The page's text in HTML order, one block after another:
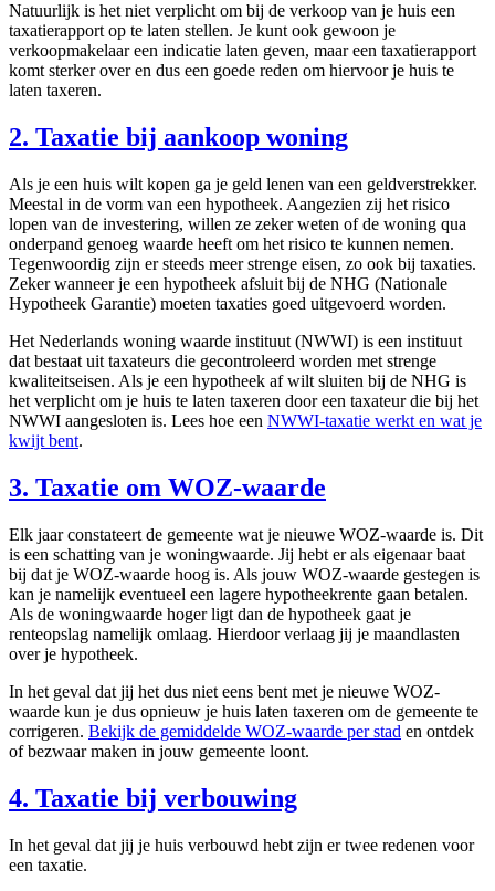
Natuurlijk is het niet verplicht om bij de verkoop van je huis een
taxatierapport op te laten stellen. Je kunt ook gewoon je
verkoopmakelaar een indicatie laten geven, maar een taxatierapport
komt sterker over en dus een goede reden om hiervoor je huis te
laten taxeren.
2. Taxatie bij aankoop woning
Als je een huis wilt kopen ga je geld lenen van een geldverstrekker.
Meestal in de vorm van een hypotheek. Aangezien zij het risico
lopen van de investering, willen ze zeker weten of de woning qua
onderpand genoeg waarde heeft om het risico te kunnen nemen.
Tegenwoordig zijn er steeds meer strenge eisen, zo ook bij taxaties.
Zeker wanneer je een hypotheek afsluit bij de NHG (Nationale
Hypotheek Garantie) moeten taxaties goed uitgevoerd worden.
Het Nederlands woning waarde instituut (NWWI) is een instituut
dat bestaat uit taxateurs die gecontroleerd worden met strenge
kwaliteitseisen. Als je een hypotheek af wilt sluiten bij de NHG is
het verplicht om je huis te laten taxeren door een taxateur die bij het
NWWI aangesloten is. Lees hoe een NWWI-taxatie werkt en wat je
kwijt bent.
3. Taxatie om WOZ-waarde
Elk jaar constateert de gemeente wat je nieuwe WOZ-waarde is. Dit
is een schatting van je woningwaarde. Jij hebt er als eigenaar baat
bij dat je WOZ-waarde hoog is. Als jouw WOZ-waarde gestegen is
kan je namelijk eventueel een lagere hypotheekrente gaan betalen.
Als de woningwaarde hoger ligt dan de hypotheek gaat je
renteopslag namelijk omlaag. Hierdoor verlaag jij je maandlasten
over je hypotheek.
In het geval dat jij het dus niet eens bent met je nieuwe WOZ-
waarde kun je dus opnieuw je huis laten taxeren om de gemeente te
corrigeren. Bekijk de gemiddelde WOZ-waarde per stad en ontdek
of bezwaar maken in jouw gemeente loont.
4. Taxatie bij verbouwing
In het geval dat jij je huis verbouwd hebt zijn er twee redenen voor
een taxatie.